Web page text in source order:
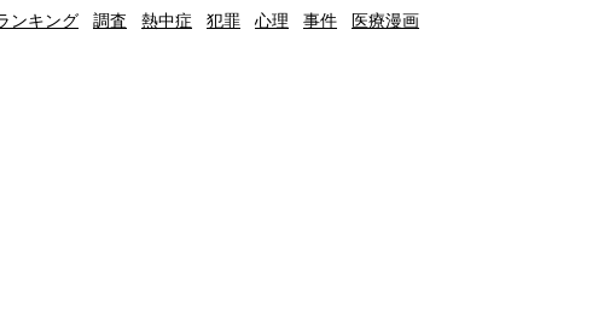
ンキング 調査 熱中症 犯罪 心理 事件
医療漫画